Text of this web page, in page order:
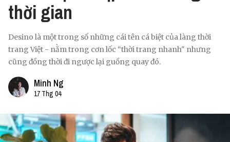
thời gian
Desino là một trong số những cái tên cá biệt của làng thời
trang Việt - nằm trong cơn lốc “thời trang nhanh" nhưng
cũng đồng thời đi ngược lại guồng quay đó.
Minh Ng
17 Thg 04